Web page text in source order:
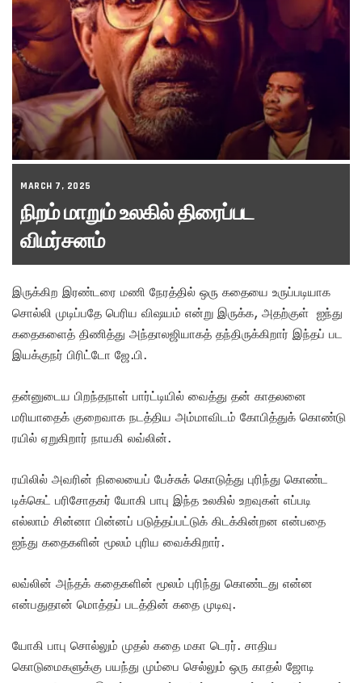
MARCH 7, 2025
நிறம் மாறும் உலகில் திரைப்பட
விமர்சனம்
இருக்கிற இரண்டரை மணி நேரத்தில் ஒரு கதையை உருப்படியாக
சொல்லி முடிப்பதே பெரிய விஷயம் என்று இருக்க, அதற்குள் ஐந்து
கதைகளைத் திணித்து அந்தாலஜியாகத் தந்திருக்கிறார் இந்தப் பட
இயக்குநர் பிரிட்டோ ஜே.பி.
தன்னுடைய பிறந்தநாள் பார்ட்டியில் வைத்து தன் காதலனை
மரியாதைக் குறைவாக நடத்திய அம்மாவிடம் கோபித்துக் கொண்டு
ரயில் ஏறுகிறார் நாயகி லவ்லின்.
ரயிலில் அவரின் நிலையைப் பேச்சுக் கொடுத்து புரிந்து கொண்ட
டிக்கெட் பரிசோதகர் யோகி பாபு இந்த உலகில் உறவுகள் எப்படி
எல்லாம் சின்னா பின்னப் படுத்தப்பட்டுக் கிடக்கின்றன என்பதை
ஐந்து கதைகளின் மூலம் புரிய வைக்கிறார்.
லவ்லின் அந்தக் கதைகளின் மூலம் புரிந்து கொண்டது என்ன
என்பதுதான் மொத்தப் படத்தின் கதை முடிவு.
யோகி பாபு சொல்லும் முதல் கதை மகா டெரர். சாதிய
கொடுமைகளுக்கு பயந்து மும்பை செல்லும் ஒரு காதல் ஜோடி